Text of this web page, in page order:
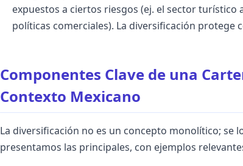
expuestos a ciertos riesgos (ej. el sector
políticas comerciales). La diversificación protege
Componentes Clave de una
Contexto Mexicano
La diversificación no es un concepto monolítico; se
presentamos las principales, con ejemplos